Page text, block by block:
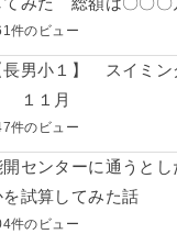
件のビュー
長男小１】 スイミ
１１月
件のビュー
開センターに通うと
を試算してみた話
件のビュー